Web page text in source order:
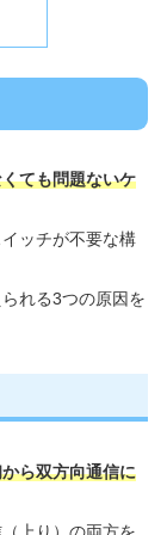
ても問題ないケ
ッチが不要な構
れる3つの原因を
ら双方向通信に
上り）の両方を